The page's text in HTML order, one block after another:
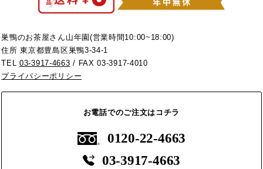
巣鴨のお茶屋さん山年園(営業時間10:00~18:00)
住所 東京都豊島区巣鴨3-34-1
TEL03-3917-4663 / FAX 03-3917-4010
プライバシーポリシー
お電話でのご注文はコチラ
0120-22-4663
03-3917-4663